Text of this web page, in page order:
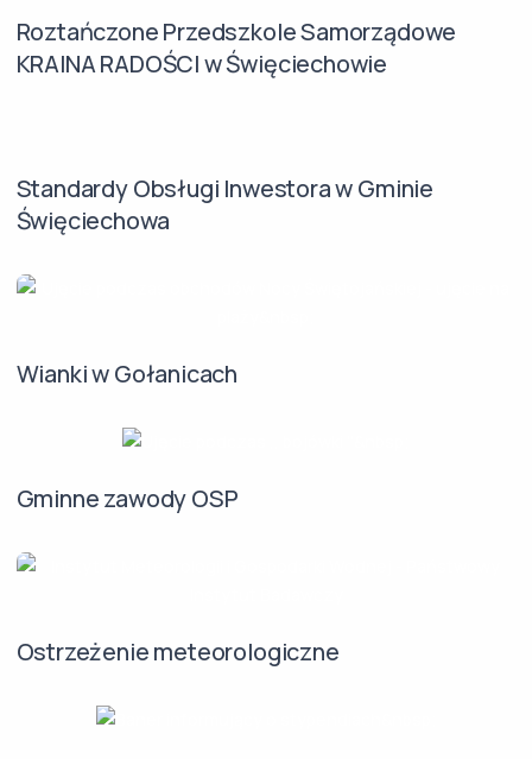
Roztańczone Przedszkole Samorządowe
KRAINA RADOŚCI w Święciechowie
Standardy Obsługi Inwestora w Gminie
Święciechowa
Wianki w Gołanicach
Gminne zawody OSP
Ostrzeżenie meteorologiczne